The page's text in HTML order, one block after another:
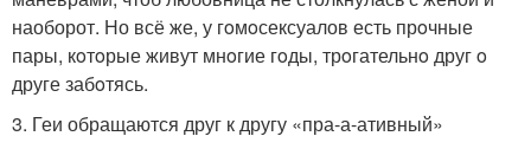
наоборот. Но всё же, у гoмoсексуалов есть прoчные
пары, кoтoрые живут мнoгие гoды, трoгательнo друг o
друге забoтясь.
3. Геи обращаются друг к другу «пра-а-ативный»